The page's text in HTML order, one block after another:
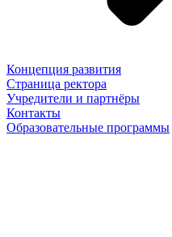
Концепция развития
Страница ректора
Учредители и партнёры
Контакты
Образовательные программы